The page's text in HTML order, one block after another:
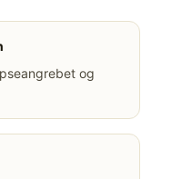
og